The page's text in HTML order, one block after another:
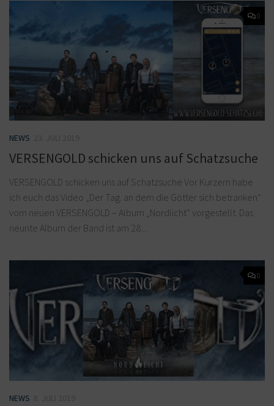
0
NEWS
VERSENGOLD schicken uns auf Schatzsuche
VERSENGOLD schicken uns auf Schatzsuche Vor Kurzem habe
ich euch das Video „Der Tag. an dem die Götter sich betranken“
vom neuen VERSENGOLD – Album „Nordlicht“ vorgestellt. Das
neunte Album der Band ist am 28....
0
NEWS